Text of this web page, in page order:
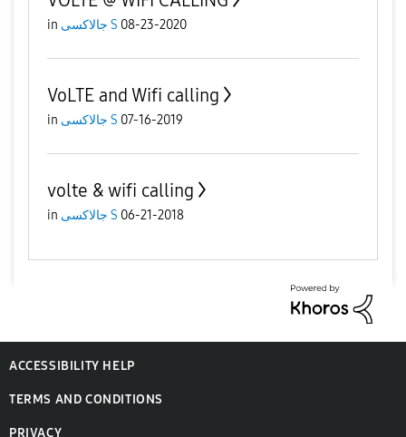
in جالاكسى S 08-23-2020
VoLTE and Wifi calling
in جالاكسى S 07-16-2019
volte & wifi calling
in جالاكسى S 06-21-2018
ACCESSIBILITY HELP
TERMS AND CONDITIONS
PRIVACY